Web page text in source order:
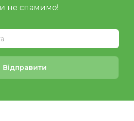
не спамимо!
Відправити